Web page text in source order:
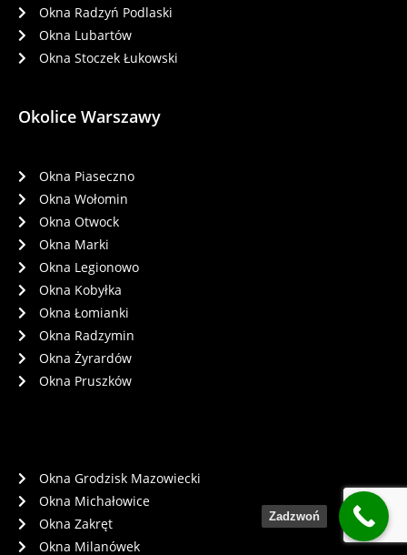
Okna Radzyń Podlaski
Okna Lubartów
Okna Stoczek Łukowski
Okolice Warszawy
Okna Piaseczno
Okna Wołomin
Okna Otwock
Okna Marki
Okna Legionowo
Okna Kobyłka
Okna Łomianki
Okna Radzymin
Okna Żyrardów
Okna Pruszków
Okna Grodzisk Mazowiecki
Okna Michałowice
Okna Zakręt
Okna Milanówek
Zadzwoń